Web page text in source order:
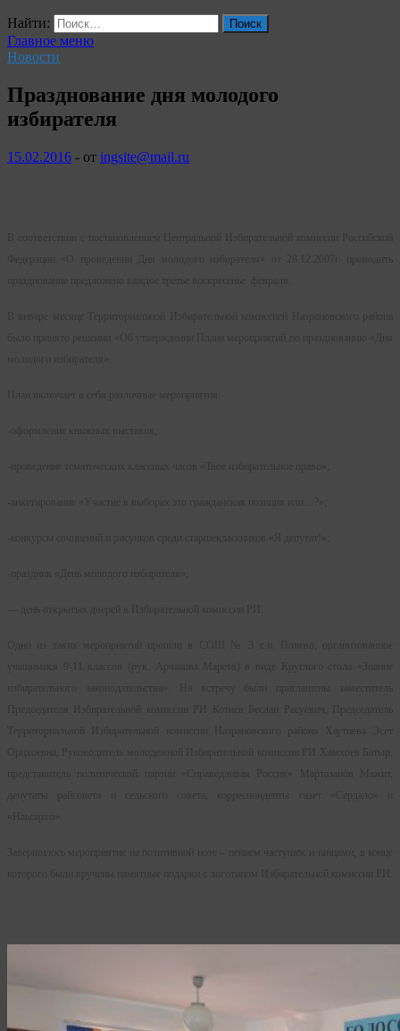
Найти:
Главное меню
Новости
Празднование дня молодого
избирателя
15.02.2016 - от ingsite@mail.ru